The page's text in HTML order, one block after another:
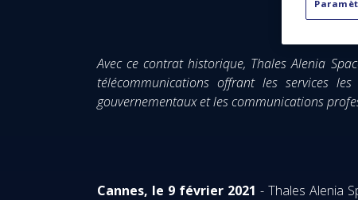
Avec ce contrat historique, Thales Alenia
télécommunications offrant les services
gouvernementaux et les communications
Cannes, le 9 février 2021 - Thales Alenia